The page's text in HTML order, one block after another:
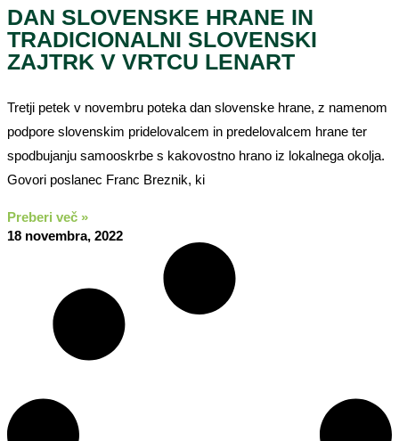
DAN SLOVENSKE HRANE IN
TRADICIONALNI SLOVENSKI
ZAJTRK V VRTCU LENART
Tretji petek v novembru poteka dan slovenske hrane, z namenom
podpore slovenskim pridelovalcem in predelovalcem hrane ter
spodbujanju samooskrbe s kakovostno hrano iz lokalnega okolja.
Govori poslanec Franc Breznik, ki
Preberi več »
18 novembra, 2022